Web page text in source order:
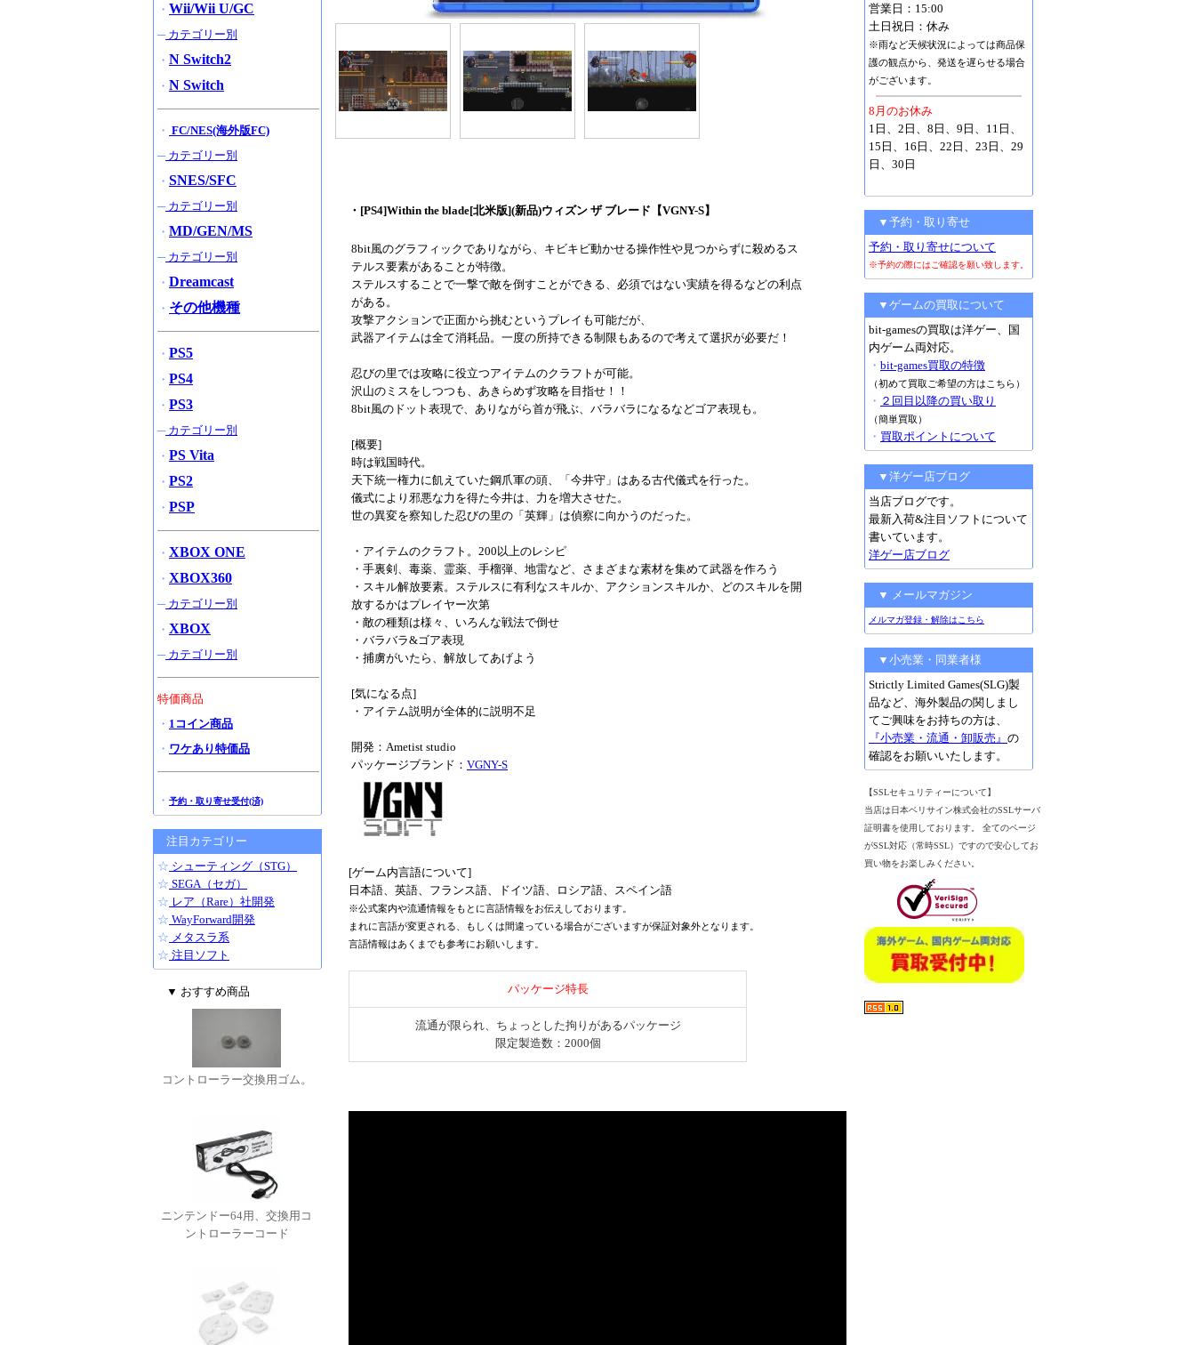
・[PS4]Within the blade[北米版](新品)ウィズン ザ ブレード【VGNY-S】
8bit風のグラフィックでありながら、キビキビ動かせる操作性や見つからずに殺めるス
テルス要素があることが特徴。
ステルスすることで一撃で敵を倒すことができる、必須ではない実績を得るなどの利点
がある。
攻撃アクションで正面から挑むというプレイも可能だが、
武器アイテムは全て消耗品。一度の所持できる制限もあるので考えて選択が必要だ！
忍びの里では攻略に役立つアイテムのクラフトが可能。
沢山のミスをしつつも、あきらめず攻略を目指せ！！
8bit風のドット表現で、ありながら首が飛ぶ、バラバラになるなどゴア表現も。
[概要]
時は戦国時代。
天下統一権力に飢えていた鋼爪軍の頭、「今井守」はある古代儀式を行った。
儀式により邪悪な力を得た今井は、力を増大させた。
世の異変を察知した忍びの里の「英輝」は偵察に向かうのだった。
・アイテムのクラフト。200以上のレシピ
・手裏剣、毒薬、霊薬、手榴弾、地雷など、さまざまな素材を集めて武器を作ろう
・スキル解放要素。ステルスに有利なスキルか、アクションスキルか、どのスキルを開
放するかはプレイヤー次第
・敵の種類は様々、いろんな戦法で倒せ
・バラバラ&ゴア表現
・捕虜がいたら、解放してあげよう
[気になる点]
・アイテム説明が全体的に説明不足
開発：Ametist studio
パッケージブランド： VGNY-S
[ゲーム内言語について]
日本語、英語、フランス語、ドイツ語、ロシア語、スペイン語
※公式案内や流通情報をもとに言語情報をお伝えしております。
まれに言語が変更される、もしくは間違っている場合がございますが保証対象外となります。
言語情報はあくまでも参考にお願いします。
パッケージ特長
流通が限られ、ちょっとした拘りがあるパッケージ
限定製造数：2000個
・ Wii/Wii U/GC
─カテゴリー別
・ N Switch2
・ N Switch
・ FC/NES(海外版FC)
─カテゴリー別
・ SNES/SFC
─カテゴリー別
・ MD/GEN/MS
─カテゴリー別
・ Dreamcast
・ その他機種
・ PS5
・ PS4
・ PS3
─カテゴリー別
・ PS Vita
・ PS2
・ PSP
・ XBOX ONE
・ XBOX360
─カテゴリー別
・ XBOX
─カテゴリー別
特価商品
・ 1コイン商品
・ ワケあり特価品
・ 予約・取り寄せ受付(済)
注目カテゴリー
☆ シューティング（STG）
☆ SEGA（セガ）
☆ レア（Rare）社開発
☆ WayForward開発
☆ メタスラ系
☆ 注目ソフト
▼ おすすめ商品
コントローラー交換用ゴム。
ニンテンドー64用、交換用コ
ントローラーコード
営業日：15:00
土日祝日：休み
※雨など天候状況によっては商品保
護の観点から、発送を遅らせる場合
がございます。
8月のお休み
1日、2日、8日、9日、11日、
15日、16日、22日、23日、29
日、30日
▼予約・取り寄せ
予約・取り寄せについて
※予約の際にはご確認を願い致します。
▼ゲームの買取について
bit-gamesの買取は洋ゲー、国
内ゲーム両対応。
・ bit-games買取の特徴
（初めて買取ご希望の方はこちら）
・ ２回目以降の買い取り
（簡単買取）
・ 買取ポイントについて
▼洋ゲー店ブログ
当店ブログです。
最新入荷&注目ソフトについて
書いています。
洋ゲー店ブログ
▼ メールマガジン
メルマガ登録・解除はこちら
▼小売業・同業者様
Strictly Limited Games(SLG)製
品など、海外製品の関しまし
てご興味をお持ちの方は、
『小売業・流通・卸販売』 の
確認をお願いいたします。
【SSLセキュリティーについて】
当店は日本ベリサイン株式会社のSSLサーバ
証明書を使用しております。 全てのページ
がSSL対応（常時SSL）ですので安心してお
買い物をお楽しみください。